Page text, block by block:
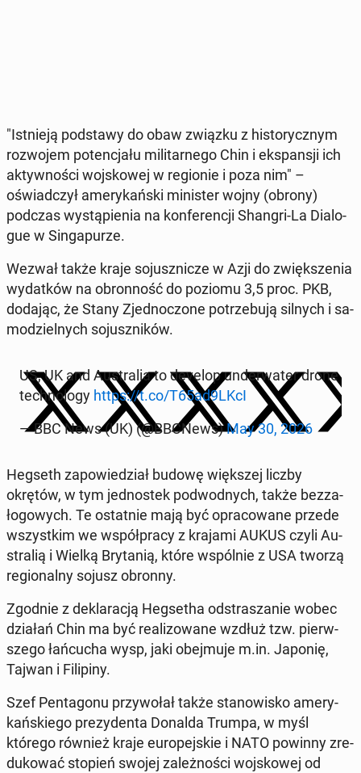
"Ist­nie­ją pod­sta­wy do obaw związku z hi­sto­rycz­nym
roz­wo­jem po­ten­cja­łu mi­li­tar­ne­go Chin i eks­pan­sji ich
ak­tyw­no­ści woj­sko­wej w re­gio­nie i poza nim" –
oświad­czył ame­ry­kań­ski mi­ni­ster wojny (obrony)
podczas wy­stą­pie­nia na kon­fe­ren­cji Shangri-La Dia­lo­
gue w Sin­ga­pu­rze.
Wezwał także kraje so­jusz­ni­cze w Azji do zwięk­sze­nia
wy­dat­ków na obron­ność do poziomu 3,5 proc. PKB,
dodając, że Stany Zjed­no­czo­ne po­trze­bu­ją silnych i sa­
mo­dziel­nych so­jusz­ni­ków.
US, UK and Au­stra­lia to develop un­der­wa­ter drone
tech­no­lo­gy https://t.co/T65ad9LKcI
— BBC News (UK) (@BBCNews)May 30, 2026
Hegseth za­po­wie­dział budowę więk­szej liczby
okrętów, w tym jed­no­stek pod­wod­nych, także bez­za­
ło­go­wych. Te ostat­nie mają być opra­co­wa­ne przede
wszyst­kim we współ­pra­cy z krajami AUKUS czyli Au­
stra­lią i Wielką Bry­ta­nią, które wspól­nie z USA tworzą
re­gio­nal­ny sojusz obronny.
Zgodnie z de­kla­ra­cją Heg­se­tha od­stra­sza­nie wobec
działań Chin ma być re­ali­zo­wa­ne wzdłuż tzw. pierw­
sze­go łań­cu­cha wysp, jaki obej­mu­je m.in. Japonię,
Tajwan i Fi­li­pi­ny.
Szef Pen­ta­go­nu przy­wo­łał także sta­no­wi­sko ame­ry­
kań­skie­go pre­zy­den­ta Donalda Trumpa, w myśl
którego również kraje eu­ro­pej­skie i NATO powinny zre­
du­ko­wać stopień swojej za­leż­no­ści woj­sko­wej od